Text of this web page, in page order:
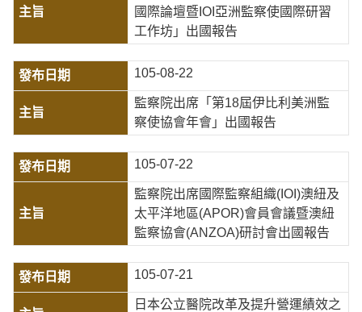
國際論壇暨IOI亞洲監察使國際研習
工作坊」出國報告
105-08-22
監察院出席「第18屆伊比利美洲監
察使協會年會」出國報告
105-07-22
監察院出席國際監察組織(IOI)澳紐及
太平洋地區(APOR)會員會議暨澳紐
監察協會(ANZOA)研討會出國報告
105-07-21
日本公立醫院改革及提升營運績效之